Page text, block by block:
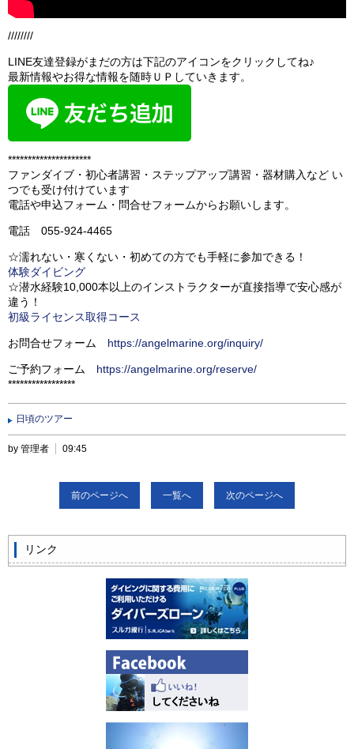
////////
LINE友達登録がまだの方は下記のアイコンをクリックしてね♪
最新情報やお得な情報を随時ＵＰしていきます。
*********************
ファンダイブ・初心者講習・ステップアップ講習・器材購入など い
つでも受け付けています
電話や申込フォーム・問合せフォームからお願いします。
電話 055-924-4465
☆濡れない・寒くない・初めての方でも手軽に参加できる！
体験ダイビング
☆潜水経験10,000本以上のインストラクターが直接指導で安心感が
違う！
初級ライセンス取得コース
お問合せフォーム https://angelmarine.org/inquiry/
ご予約フォーム https://angelmarine.org/reserve/
*****************
日頃のツアー
by 管理者 09:45
前のページへ 一覧へ 次のページへ
リンク